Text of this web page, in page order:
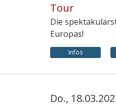
Tour
Die
Europas!
Infos
Do.,